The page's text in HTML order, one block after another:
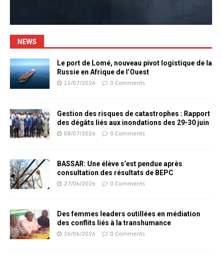
NEWS
Le port de Lomé, nouveau pivot logistique de la
Russie en Afrique de l’Ouest
11/07/2026 0 Comments
Gestion des risques de catastrophes : Rapport
des dégâts liés aux inondations des 29-30 juin
08/07/2026 0 Comments
BASSAR: Une élève s’est pendue après
consultation des résultats de BEPC
27/06/2026 0 Comments
Des femmes leaders outillées en médiation
des conflits liés à la transhumance
26/06/2026 0 Comments